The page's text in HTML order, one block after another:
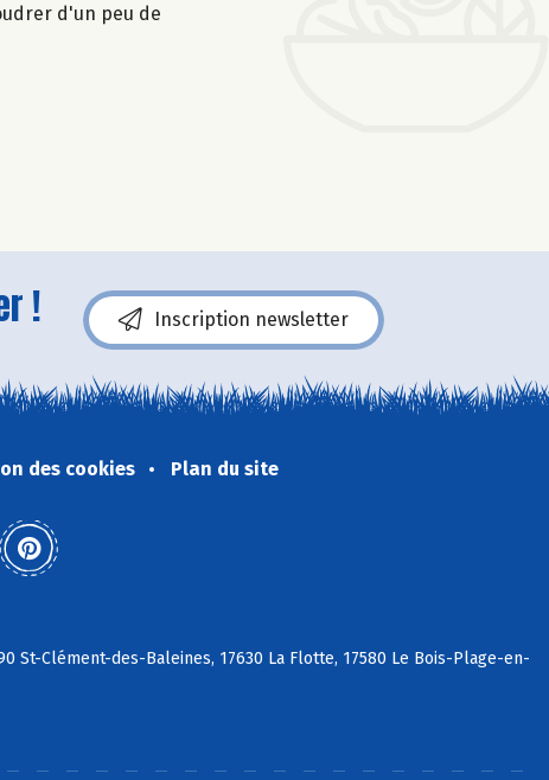
d'un peu de
! Inscription newsletter
des cookies Plan du site
St-Clément-des-Baleines, 17630 La Flotte, 17580 Le Bois-Plage-en-